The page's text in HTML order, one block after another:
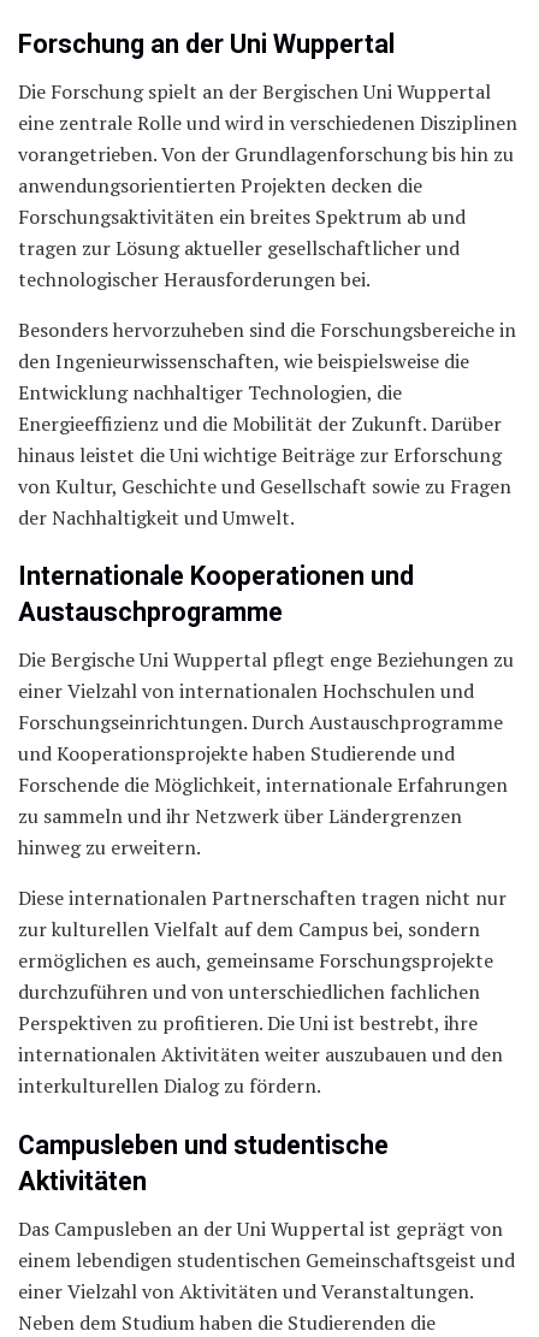
Forschung an der Uni Wuppertal
Die Forschung spielt an der Bergischen Uni Wuppertal
eine zentrale Rolle und wird in verschiedenen Disziplinen
vorangetrieben. Von der Grundlagenforschung bis hin zu
anwendungsorientierten Projekten decken die
Forschungsaktivitäten ein breites Spektrum ab und
tragen zur Lösung aktueller gesellschaftlicher und
technologischer Herausforderungen bei.
Besonders hervorzuheben sind die Forschungsbereiche in
den Ingenieurwissenschaften, wie beispielsweise die
Entwicklung nachhaltiger Technologien, die
Energieeffizienz und die Mobilität der Zukunft. Darüber
hinaus leistet die Uni wichtige Beiträge zur Erforschung
von Kultur, Geschichte und Gesellschaft sowie zu Fragen
der Nachhaltigkeit und Umwelt.
Internationale Kooperationen und
Austauschprogramme
Die Bergische Uni Wuppertal pflegt enge Beziehungen zu
einer Vielzahl von internationalen Hochschulen und
Forschungseinrichtungen. Durch Austauschprogramme
und Kooperationsprojekte haben Studierende und
Forschende die Möglichkeit, internationale Erfahrungen
zu sammeln und ihr Netzwerk über Ländergrenzen
hinweg zu erweitern.
Diese internationalen Partnerschaften tragen nicht nur
zur kulturellen Vielfalt auf dem Campus bei, sondern
ermöglichen es auch, gemeinsame Forschungsprojekte
durchzuführen und von unterschiedlichen fachlichen
Perspektiven zu profitieren. Die Uni ist bestrebt, ihre
internationalen Aktivitäten weiter auszubauen und den
interkulturellen Dialog zu fördern.
Campusleben und studentische
Aktivitäten
Das Campusleben an der Uni Wuppertal ist geprägt von
einem lebendigen studentischen Gemeinschaftsgeist und
einer Vielzahl von Aktivitäten und Veranstaltungen.
Neben dem Studium haben die Studierenden die